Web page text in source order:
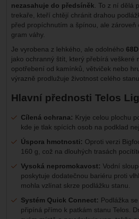
nezasahuje do předsíněk . To z ní dělá
trekaře, kteří chtějí chránit drahou
před propíchnutím a špínou, ale zároveň
gram váhy.
Je vyrobena z lehkého, ale odolného
jako ochranný štít, který přebírá veškeré
opotřebení od kamínků, větviček nebo
výrazně prodlužuje životnost celého stanu.
Hlavní přednosti Telos
Cílená ochrana: Kryje celou plochu
kde je tlak spících osob na podklad
Úspora hmotnosti: Oproti verzi
160 g, což na dlouhých trasách
Vysoká nepromokavost: Vodní
poskytuje dodatečnou bariéru proti
mohla vzlínat skrze podlážku stanu.
Systém Quick Connect: Podlážka
připíná přímo k patkám stanu Telos.